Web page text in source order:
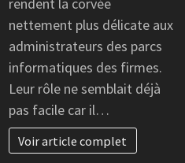
rendent la corvée
nettement plus délicate aux
administrateurs des parcs
informatiques des firmes.
Leur rôle ne semblait déjà
pas facile car il…
Voir article complet